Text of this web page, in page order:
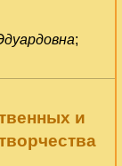
;
и